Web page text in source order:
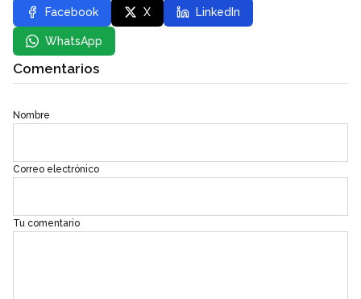
Facebook X LinkedIn
WhatsApp
Comentarios
Nombre
Correo electrónico
Tu comentario